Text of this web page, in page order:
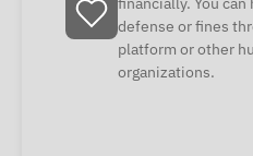
defense or fines
platform or other
organizations.